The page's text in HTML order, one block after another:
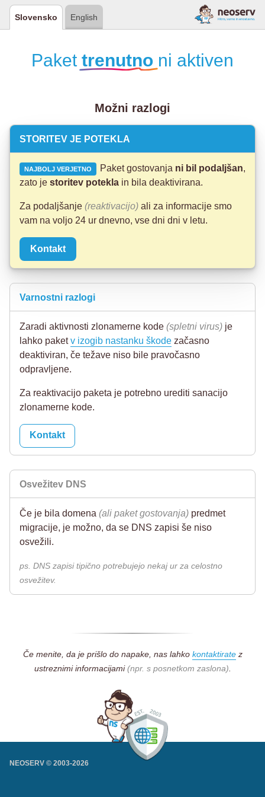
Slovensko English
Paket trenutno ni aktiven
Možni razlogi
STORITEV JE POTEKLA
NAJBOLJ VERJETNO Paket gostovanja ni bil podaljšan,
zato je storitev potekla in bila deaktivirana.
Za podaljšanje (reaktivacijo) ali za informacije smo
vam na voljo 24 ur dnevno, vse dni dni v letu.
Kontakt
Varnostni razlogi
Zaradi aktivnosti zlonamerne kode (spletni virus) je
lahko paketv izogib nastanku škode začasno
deaktiviran, če težave niso bile pravočasno
odpravljene.
Za reaktivacijo paketa je potrebno urediti sanacijo
zlonamerne kode.
Kontakt
Osvežitev DNS
Če je bila domena (ali paket gostovanja) predmet
migracije, je možno, da se DNS zapisi še niso
osvežili.
ps. DNS zapisi tipično potrebujejo nekaj ur za celostno
osvežitev.
Če menite, da je prišlo do napake, nas lahko kontaktiratez
ustreznimi informacijami(npr. s posnetkom zaslona)
NEOSERV © 2003-2026